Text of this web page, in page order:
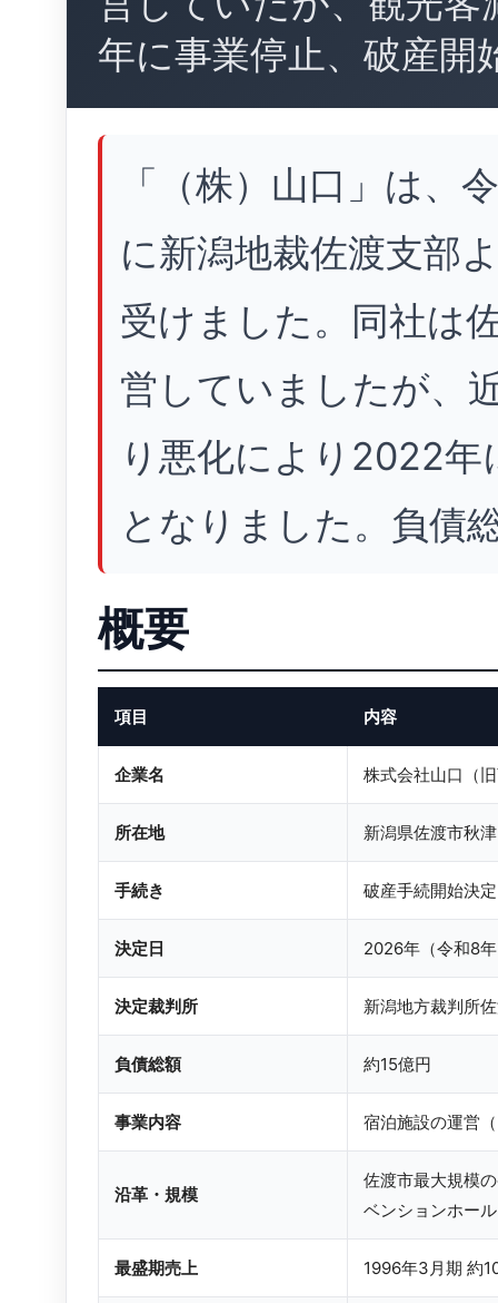
年に事業停止、破産開
「（株）山口」は
に新潟地裁佐渡支部
受けました。同社は
営していましたが、
り悪化により2022年
となりました。負債
概要
項目 内容
企業名 株式会社山口（
所在地 新潟県佐渡市秋
手続き 破産手続開始決定
決定日 2026年（令和8
決定裁判所 新潟地方裁判所
負債総額 約15億円
事業内容 宿泊施設の運営
沿革・規模
佐渡市最大規模
ベンションホー
最盛期売上 1996年3月期 約